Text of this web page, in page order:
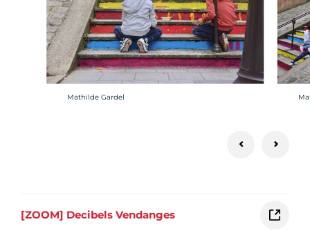
Crédit photo :
Mathilde Gardel
[ZOOM] Decibels Vendanges